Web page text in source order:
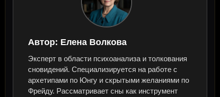
Автор: Елена Волкова
Эксперт в области психоанализа и толкования
сновидений. Специализируется на работе с
архетипами по Юнгу и скрытыми желаниями по
Фрейду. Рассматривает сны как инструмент